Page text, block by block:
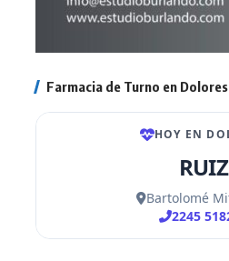
Farmacia de Turno en Dolores